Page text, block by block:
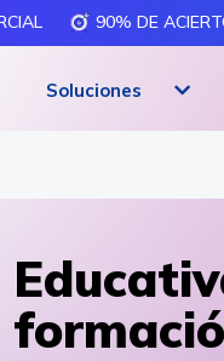
90% DE
Soluciones